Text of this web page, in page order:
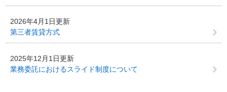
2026年4月1日更新
第三者賃貸方式
2025年12月1日更新
業務委託におけるスライド制度について